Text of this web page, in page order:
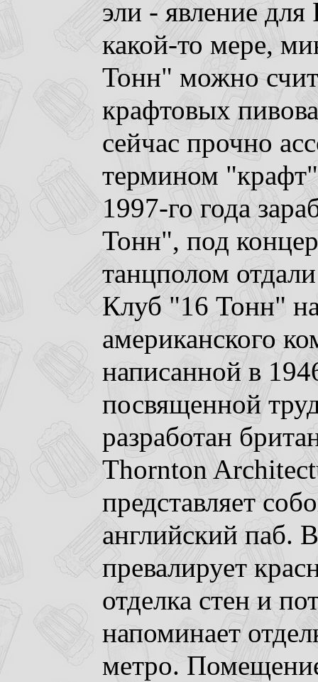
эли - явление
какой-то мере,
Тонн" можно
крафтовых
сейчас прочно
термином
1997-го года
Тонн", под
танцполом
Клуб "16 Тонн"
американского
написанной в
посвященной
разработан
Thornton
представляет
английский паб.
превалирует
отделка стен и
напоминает
метро.